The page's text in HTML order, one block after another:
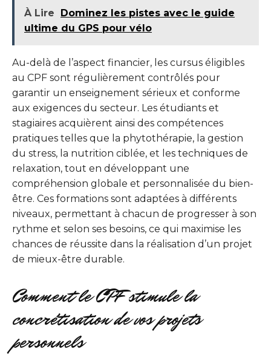
À Lire
Dominez les pistes avec le guide
ultime du GPS pour vélo
Au-delà de l’aspect financier, les cursus éligibles
au CPF sont régulièrement contrôlés pour
garantir un enseignement sérieux et conforme
aux exigences du secteur. Les étudiants et
stagiaires acquièrent ainsi des compétences
pratiques telles que la phytothérapie, la gestion
du stress, la nutrition ciblée, et les techniques de
relaxation, tout en développant une
compréhension globale et personnalisée du bien-
être. Ces formations sont adaptées à différents
niveaux, permettant à chacun de progresser à son
rythme et selon ses besoins, ce qui maximise les
chances de réussite dans la réalisation d’un projet
de mieux-être durable.
Comment le CPF stimule la
concrétisation de vos projets
personnels